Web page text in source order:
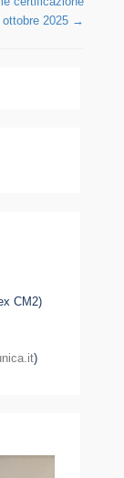
ottobre 2025 →
CM2)
)